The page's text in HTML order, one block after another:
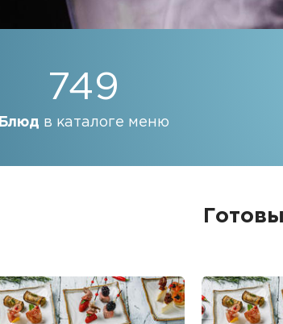
749
Блюд в каталоге меню